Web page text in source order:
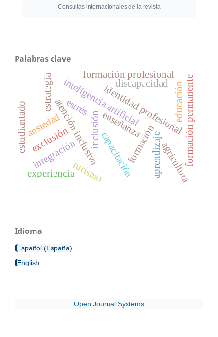
Consultas internacionales de la revista
Palabras clave
formación
atención inclusivaidentidad profesional
enseñanza
aprendizaje
inclusión
exclusión
discapacidad
capacitación
inteligencia artificial
estrés
ansiedad formación permanente
agricultura
turismo
formación profesional
educación
integración
estrategia
estudiantado
experiencia
Idioma
Español (España)
English
Open Journal Systems